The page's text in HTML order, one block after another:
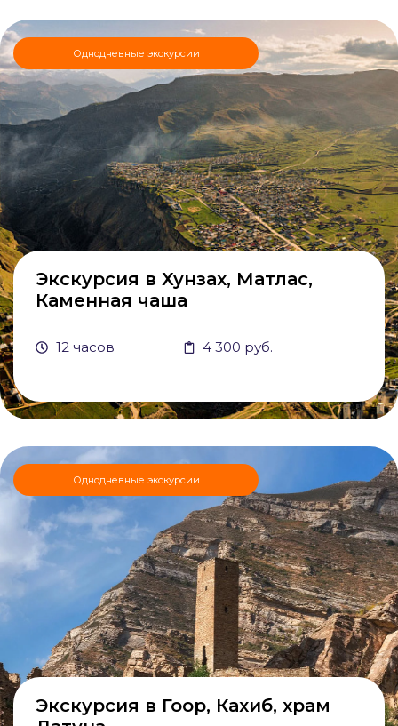
Однодневные экскурсии
Экскурсия в Хунзах, Матлас,
Каменная чаша
12 часов 4 300 руб.
Однодневные экскурсии
Экскурсия в Гоор, Кахиб, храм